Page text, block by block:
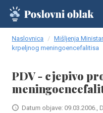
Naslovnica Mišljenja
krpeljnog meningoencefalitisa
PDV - cjepivo
Datum objave: 09.03.2006.,